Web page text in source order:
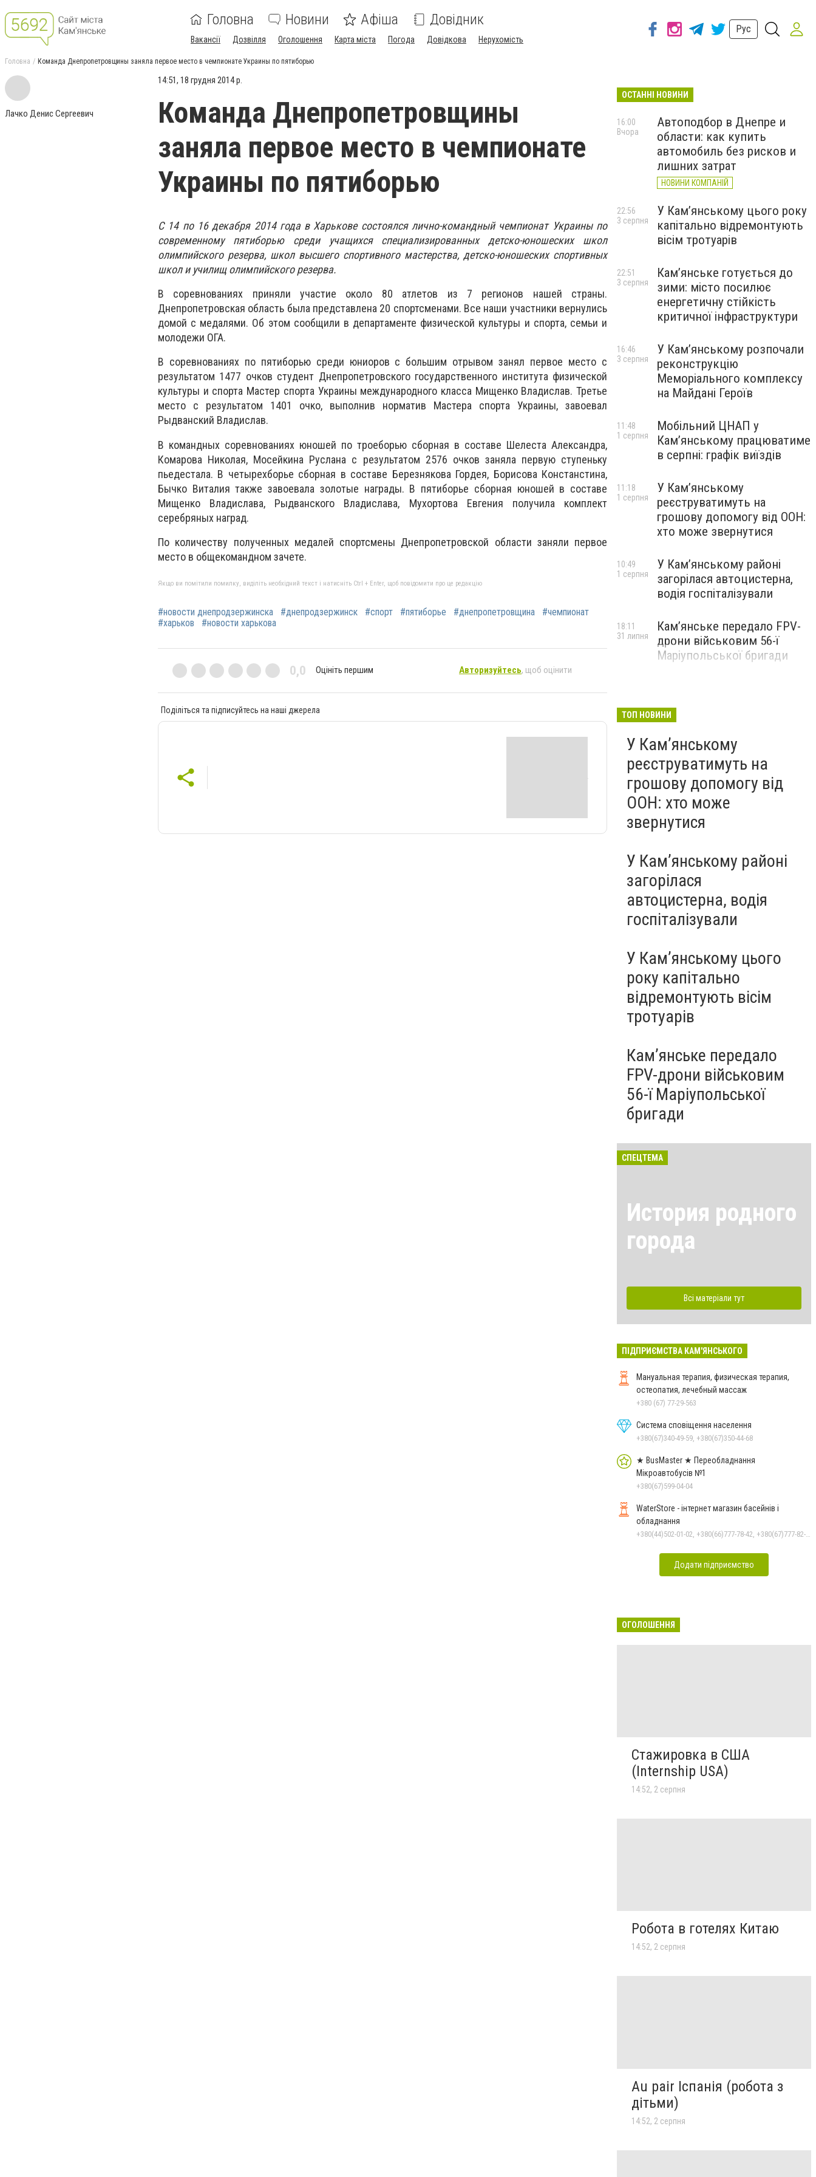
Головна Новини Афіша Довідник
Вакансії Дозвілля Оголошення Карта міста Погода Довідкова Нерухомість
Рус
Головна Команда Днепропетровщины заняла первое место в чемпионате Украины по пятиборью
Лачко Денис Сергеевич
14:51, 18 грудня 2014 р.
Команда Днепропетровщины
заняла первое место в чемпионате
Украины по пятиборью
С 14 по 16 декабря 2014 года в Харькове состоялся лично-командный чемпионат Украины по
современному пятиборью среди учащихся специализированных детско-юношеских школ
олимпийского резерва, школ высшего спортивного мастерства, детско-юношеских спортивных
школ и училищ олимпийского резерва.
В соревнованиях приняли участие около 80 атлетов из 7 регионов нашей страны.
Днепропетровская область была представлена 20 спортсменами. Все наши участники вернулись
домой с медалями. Об этом сообщили в департаменте физической культуры и спорта, семьи и
молодежи ОГА.
В соревнованиях по пятиборью среди юниоров с большим отрывом занял первое место с
результатом 1477 очков студент Днепропетровского государственного института физической
культуры и спорта Мастер спорта Украины международного класса Мищенко Владислав. Третье
место с результатом 1401 очко, выполнив норматив Мастера спорта Украины, завоевал
Рыдванский Владислав.
В командных соревнованиях юношей по троеборью сборная в составе Шелеста Александра,
Комарова Николая, Мосейкина Руслана с результатом 2576 очков заняла первую ступеньку
пьедестала. В четырехборье сборная в составе Березнякова Гордея, Борисова Констанстина,
Бычко Виталия также завоевала золотые награды. В пятиборье сборная юношей в составе
Мищенко Владислава, Рыдванского Владислава, Мухортова Евгения получила комплект
серебряных наград.
По количеству полученных медалей спортсмены Днепропетровской области заняли первое
место в общекомандном зачете.
Якщо ви помітили помилку, виділіть необхідний текст і натисніть Ctrl + Enter, щоб повідомити про це редакцію
#новости днепродзержинска #днепродзержинск #спорт #пятиборье #днепропетровщина
#чемпионат
#харьков
#новости харькова
0,0 Оцініть першим Авторизуйтесь, щоб оцінити
Поділіться та підписуйтесь на наші джерела
ОСТАННІ НОВИНИ
Автоподбор в Днепре и
области: как купить
автомобиль без рисков и
лишних затрат
НОВИНИ КОМПАНІЙ
16:00
Вчора
У Кам’янському цього року
капітально відремонтують
вісім тротуарів
22:56
3 серпня
Кам’янське готується до
зими: місто посилює
енергетичну стійкість
критичної інфраструктури
22:51
3 серпня
У Кам’янському розпочали
реконструкцію
Меморіального комплексу
на Майдані Героїв
16:46
3 серпня
Мобільний ЦНАП у
Кам’янському працюватиме
в серпні: графік виїздів
11:48
1 серпня
У Кам’янському
реєструватимуть на
грошову допомогу від ООН:
хто може звернутися
11:18
1 серпня
У Кам’янському районі
загорілася автоцистерна,
водія госпіталізували
10:49
1 серпня
Кам’янське передало FPV-
дрони військовим 56-ї
Маріупольської бригади
18:11
31 липня
ТОП НОВИНИ
У Кам’янському
реєструватимуть на
грошову допомогу від
ООН: хто може
звернутися
У Кам’янському районі
загорілася
автоцистерна, водія
госпіталізували
У Кам’янському цього
року капітально
відремонтують вісім
тротуарів
Кам’янське передало
FPV-дрони військовим
56-ї Маріупольської
бригади
СПЕЦТЕМА
История родного
города
Всі матеріали тут
ПІДПРИЄМСТВА КАМ'ЯНСЬКОГО
Мануальная терапия, физическая терапия,
остеопатия, лечебный массаж
+380 (67) 77-29-563
Система сповіщення населення
+380(67)340-49-59, +380(67)350-44-68
★ BusMaster ★ Переобладнання
Мікроавтобусів №1
+380(67)599-04-04
WaterStore - інтернет магазин басейнів і
обладнання
Додати підприємство
ОГОЛОШЕННЯ
Стажировка в США
(Internship USA)
14:52, 2 серпня
Робота в готелях Китаю
14:52, 2 серпня
Au pair Іспанія (робота з
дітьми)
14:52, 2 серпня